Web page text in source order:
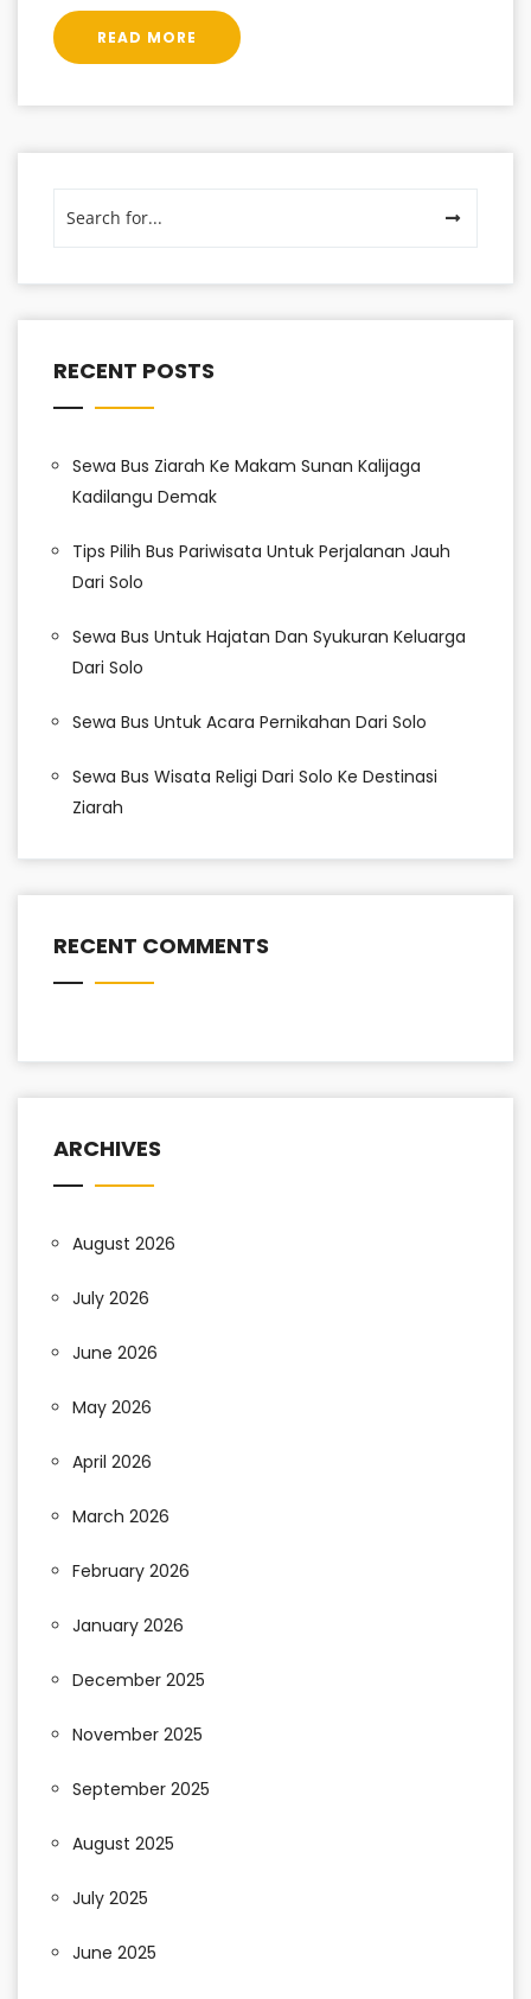
READ MORE
RECENT POSTS
Sewa Bus Ziarah Ke Makam Sunan Kalijaga
Kadilangu Demak
Tips Pilih Bus Pariwisata Untuk Perjalanan Jauh
Dari Solo
Sewa Bus Untuk Hajatan Dan Syukuran Keluarga
Dari Solo
Sewa Bus Untuk Acara Pernikahan Dari Solo
Sewa Bus Wisata Religi Dari Solo Ke Destinasi
Ziarah
RECENT COMMENTS
ARCHIVES
August 2026
July 2026
June 2026
May 2026
April 2026
March 2026
February 2026
January 2026
December 2025
November 2025
September 2025
August 2025
July 2025
June 2025